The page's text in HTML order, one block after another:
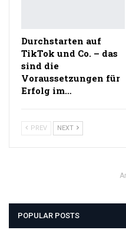
Durchstarten auf
TikTok und Co. – das
sind die
Voraussetzungen für
Erfolg im…
PREV NEXT
POPULAR POSTS